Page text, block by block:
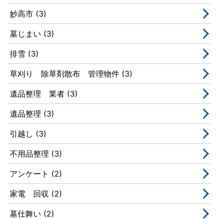
妙高市 (3)
墓じまい (3)
排雪 (3)
草刈り 除草剤散布 管理物件 (3)
遺品整理 業者 (3)
遺品整理 (3)
引越し (3)
不用品整理 (3)
アンケート (2)
家電 回収 (2)
墓仕舞い (2)